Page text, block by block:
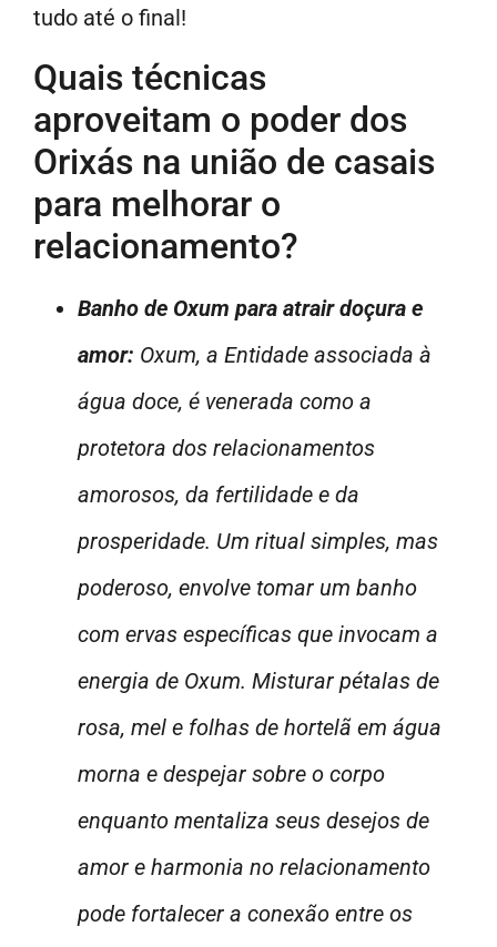
tudo até o final!
Quais técnicas
aproveitam o poder dos
Orixás na união de casais
para melhorar o
relacionamento?
Banho de Oxum para atrair doçura e
amor: Oxum, a Entidade associada à
água doce, é venerada como a
protetora dos relacionamentos
amorosos, da fertilidade e da
prosperidade. Um ritual simples, mas
poderoso, envolve tomar um banho
com ervas específicas que invocam a
energia de Oxum. Misturar pétalas de
rosa, mel e folhas de hortelã em água
morna e despejar sobre o corpo
enquanto mentaliza seus desejos de
amor e harmonia no relacionamento
pode fortalecer a conexão entre os